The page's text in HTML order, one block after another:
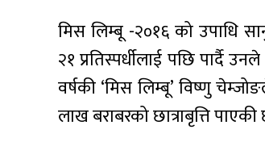
मिस लिम्बू -२०१६ को उपाधि
२१ प्रतिस्पर्धीलाई पछि पार्दै
वर्षकी ‘मिस लिम्बू’ विष्णु
लाख बराबरको छात्राबृत्ति